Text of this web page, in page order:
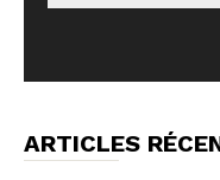
ARTICLES